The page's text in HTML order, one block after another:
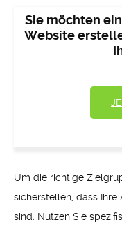
Sie möchten
Website
Um die richtige
sicherstellen, dass Ihre
sind. Nutzen Sie